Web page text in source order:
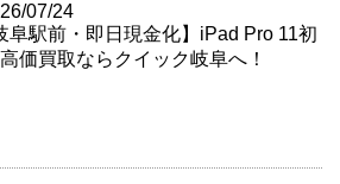
07/24
阜駅前・即日現金化】iPad Pro 11初
価買取ならクイック岐阜へ！